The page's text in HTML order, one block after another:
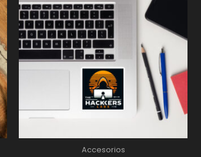
Accesorios